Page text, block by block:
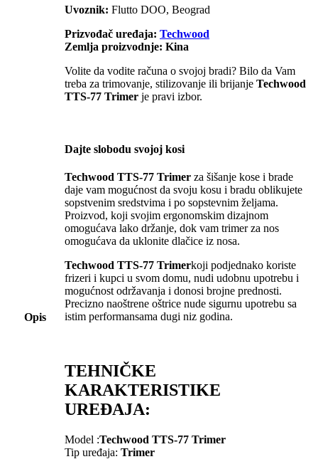
Opis
Uvoznik: Flutto DOO, Beograd
Prizvođač uređaja: Techwood
Zemlja proizvodnje: Kina
Volite da vodite računa o svojoj bradi? Bilo da Vam
treba za trimovanje, stilizovanje ili brijanje Techwood
TTS-77 Trimer je pravi izbor.
Dajte slobodu svojoj kosi
Techwood TTS-77 Trimer za šišanje kose i brade
daje vam mogućnost da svoju kosu i bradu oblikujete
sopstvenim sredstvima i po sopstevnim željama.
Proizvod, koji svojim ergonomskim dizajnom
omogućava lako držanje, dok vam trimer za nos
omogućava da uklonite dlačice iz nosa.
Techwood TTS-77 Trimerkoji podjednako koriste
frizeri i kupci u svom domu, nudi udobnu upotrebu i
mogućnost održavanja i donosi brojne prednosti.
Precizno naoštrene oštrice nude sigurnu upotrebu sa
istim performansama dugi niz godina.
TEHNIČKE
KARAKTERISTIKE
UREĐAJA:
Model :Techwood TTS-77 Trimer
Tip uređaja: Trimer